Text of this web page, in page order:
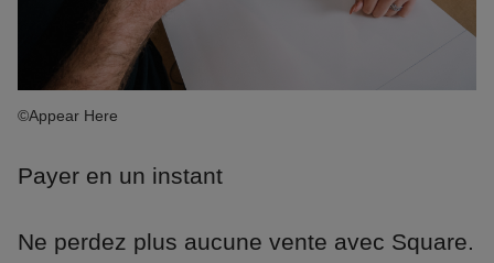
©Appear Here
Payer en un instant
Ne perdez plus aucune vente avec Square.